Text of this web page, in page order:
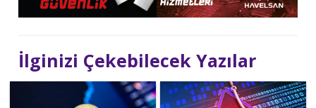
İlginizi Çekebilecek Yazılar